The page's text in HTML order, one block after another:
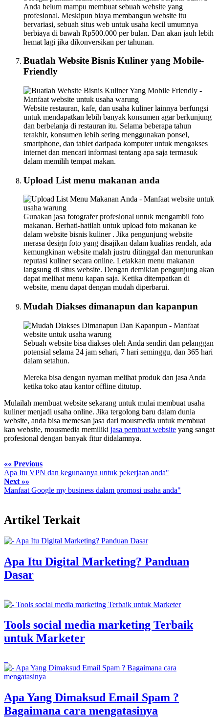
Anda belum mampu membuat sebuah website yang
profesional. Meskipun biaya membangun website itu
bervariasi, sebuah situs web untuk usaha kecil umumnya
berbiaya di bawah Rp500.000 per bulan. Dan akan jauh lebih
hemat lagi jika dikonversikan per tahunan.
Buatlah Website Bisnis Kuliner yang Mobile-
Friendly
Website restauran, kafe, dan usaha kuliner lainnya berfungsi
untuk mendapatkan lebih banyak konsumen agar berkunjung
dan berbelanja di restauran itu. Selama beberapa tahun
terakhir, konsumen lebih sering menggunakan ponsel,
smartphone, dan tablet daripada komputer untuk mengakses
internet dan mencari informasi tentang apa saja termasuk
dalam memilih tempat makan.
Upload List menu makanan anda
Gunakan jasa fotografer profesional untuk mengambil foto
makanan. Berhati-hatilah untuk upload foto makanan ke
dalam website bisnis kuliner . Jika pengunjung website
merasa design foto yang disajikan dalam kualitas rendah, ada
kemungkinan website malah justru ditinggal dan menurunkan
reputasi kuliner secara online. Letakkan menu makanan
langsung di situs website. Dengan demikian pengunjung akan
dapat melihat menu kapan saja. Ketika ditempatkan di
website, menu dapat dengan mudah diperbarui.
Mudah Diakses dimanapun dan kapanpun
Sebuah website bisa diakses oleh Anda sendiri dan pelanggan
potensial selama 24 jam sehari, 7 hari seminggu, dan 365 hari
dalam setahun.
Mereka bisa dengan nyaman melihat produk dan jasa Anda
ketika toko atau kantor offline ditutup.
Mulailah membuat website sekarang untuk mulai membuat usaha
kuliner menjadi usaha online. Jika tergolong baru dalam dunia
website, anda bisa memesan jasa dari mousmedia untuk membuat
kan website, mousmedia memiliki jasa pembuat website yang sangat
profesional dengan banyak fitur didalamnya.
«« Previous
Apa Itu VPN dan kegunaanya untuk pekerjaan anda"
Next »»
Manfaat Google my business dalam promosi usaha anda"
Artikel Terkait
Apa Itu Digital Marketing? Panduan
Dasar
Tools social media marketing Terbaik
untuk Marketer
Apa Yang Dimaksud Email Spam ?
Bagaimana cara mengatasinya